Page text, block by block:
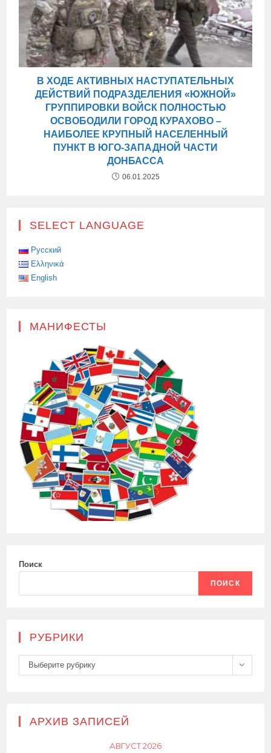
В ХОДЕ АКТИВНЫХ НАСТУПАТЕЛЬНЫХ
ДЕЙСТВИЙ ПОДРАЗДЕЛЕНИЯ «ЮЖНОЙ»
ГРУППИРОВКИ ВОЙСК ПОЛНОСТЬЮ
ОСВОБОДИЛИ ГОРОД КУРАХОВО –
НАИБОЛЕЕ КРУПНЫЙ НАСЕЛЕННЫЙ
ПУНКТ В ЮГО-ЗАПАДНОЙ ЧАСТИ
ДОНБАССА
06.01.2025
SELECT LANGUAGE
Русский
Ελληνικά
English
МАНИФЕСТЫ
Поиск
ПОИСК
РУБРИКИ
Рубрики
Выберите рубрику
АРХИВ ЗАПИСЕЙ
АВГУСТ 2026